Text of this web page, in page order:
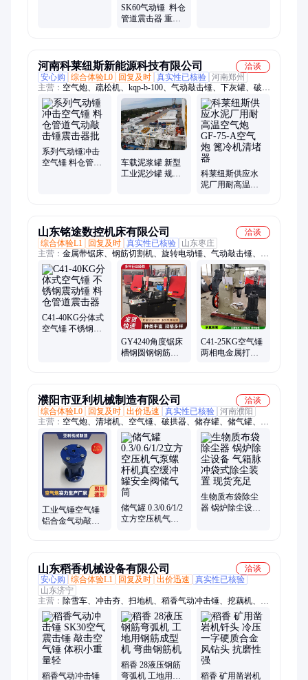
SK60气动锤 料仓
管道震击器 重量
河南科莱纽斯新能源科技有限公司
洽谈
安心购
综合体验L0 回复及时 真实性已核验 河南郑州
主营： 空气炮、疏松机、kqp-b-100、气动敲击锤、下灰罐、破拱
器、kqp脉冲、kqp-220-b、点火器、kqp-b-50l、吹气包、kqp-b-
500、混凝土、kqp-b-150、脉冲阀、集装箱、控制箱、分离器、
水泥罐、除尘器、分离机、橡胶垫、破拱机、处理机、施工泥、
野营房
系列气动锤冲击
空气锤 料仓管道
车载泥浆罐 新型
工业泥沙罐 规格
科莱纽斯供应水
泥厂用耐高温空
山东铭途数控机床有限公司
洽谈
综合体验L1
回复及时 真实性已核验
山东枣庄
主营： 金属带锯床、钢筋切割机、旋转电动锤、气动敲击锤、下
料切割机、高速锻压机床、分体式空气锤、工字钢切割机、
gy4230角度锯床、锻造打铁电动锤
C41-40KG分体式
空气锤 不锈钢震
GY4240角度锯床
槽钢圆钢钢筋卧
C41-25KG空气锤
两相电金属打铁
濮阳市亚利机械制造有限公司
洽谈
综合体验L0
回复及时 出价迅速 真实性已核验 河南濮阳
主营： 空气炮、清堵机、空气锤、破拱器、储存罐、储气罐、疏
通器、压力容器、袋式除尘器、不锈钢储罐、料仓疏松机、空气
缓冲罐、锅炉除尘设备、脉冲布袋除尘器、气动空气助流器、破
拱助流清堵器
工业气锤空气锤
铝合金气动敲击
储气罐 0.3/0.6/1/2
立方空压机气泵
生物质布袋除尘
器 锅炉除尘设备
山东稻香机械设备有限公司
洽谈
安心购
综合体验L1 回复及时 出价迅速
真实性已核验
山东济宁
主营： 除雪车、冲击夯、扫地机、稻香气动冲击锤、挖藕机、振
动夯、滤油车、捣固机、背包钻、划线机、插秧机、拉毛机、清
扫机、风煤钻、破碎锤、修剪机、除雪机、上料机、切圆机、凿
毛机、滑模机、移植机、切管机、铲削机、抹灰机、清桶机
稻香气动冲击锤
稻香 28液压钢筋
弯弧机 工地用钢
稻香 矿用凿岩机